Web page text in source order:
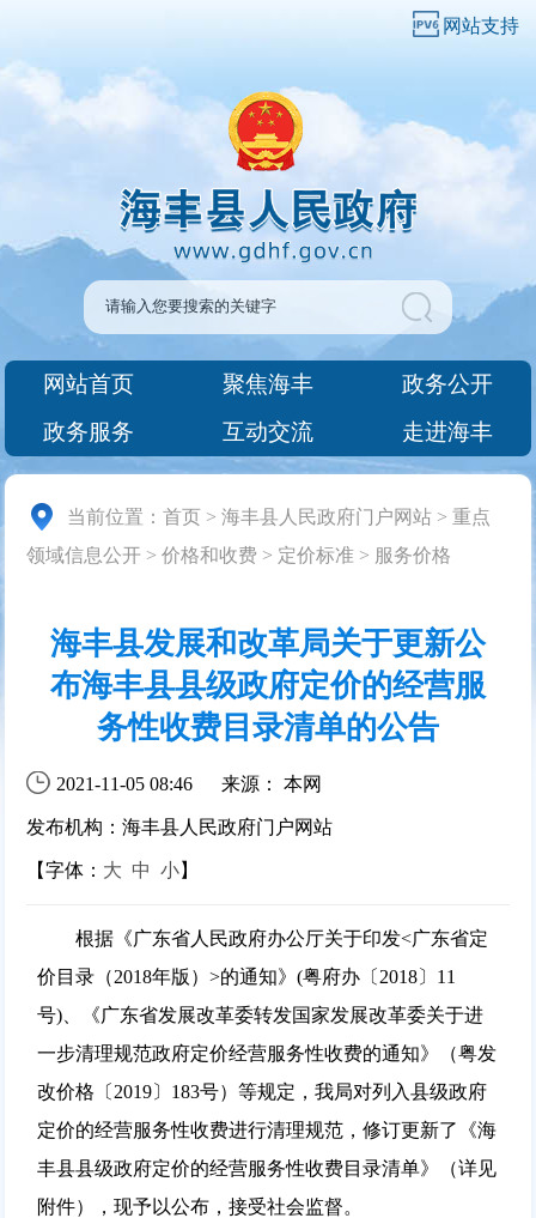
网站支持
网站首页 聚焦海丰
政务公开
政务服务
互动交流 走进海丰
当前位置：首页 >海丰县人民政府门户网站 >重点
领域信息公开 >价格和收费 > 定价标准 > 服务价格
海丰县发展和改革局关于更新公
布海丰县县级政府定价的经营服
务性收费目录清单的公告
2021-11-05 08:46 来源： 本网
发布机构：海丰县人民政府门户网站
【字体： 大 中 小】
根据《广东省人民政府办公厅关于印发<广东省定
价目录（2018年版）>的通知》(粤府办〔2018〕11
号)、《广东省发展改革委转发国家发展改革委关于进
一步清理规范政府定价经营服务性收费的通知》（粤发
改价格〔2019〕183号）等规定，我局对列入县级政府
定价的经营服务性收费进行清理规范，修订更新了《海
丰县县级政府定价的经营服务性收费目录清单》（详见
附件），现予以公布，接受社会监督。